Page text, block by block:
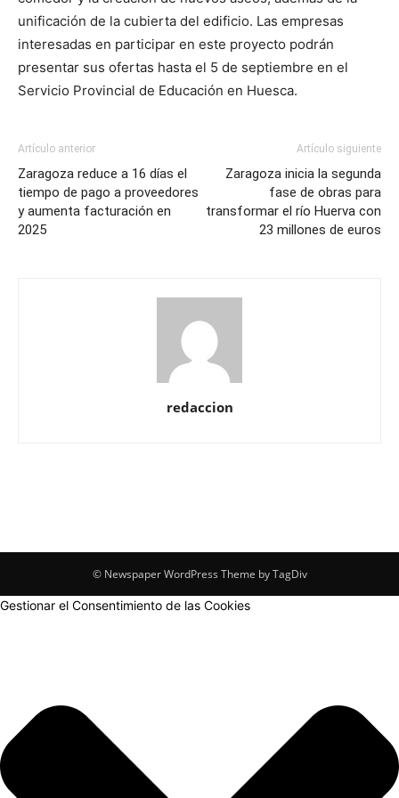
unificación de la cubierta del edificio. Las empresas
interesadas en participar en este proyecto podrán
presentar sus ofertas hasta el 5 de septiembre en el
Servicio Provincial de Educación en Huesca.
Artículo anterior
Zaragoza reduce a 16 días el
tiempo de pago a proveedores
y aumenta facturación en
2025
Artículo siguiente
Zaragoza inicia la segunda
fase de obras para
transformar el río Huerva con
23 millones de euros
redaccion
© Newspaper WordPress Theme by TagDiv
Gestionar el Consentimiento de las Cookies